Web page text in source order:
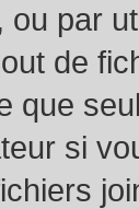
ou par
de
que
si